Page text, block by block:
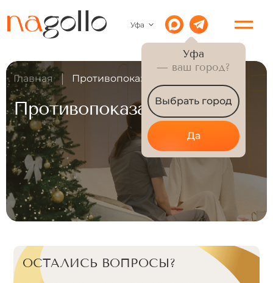
Уфа
Уфа
— ваш город?
Выбрать город
Да
Главная Противопоказания
Противопоказания
ОСТАЛИСЬ ВОПРОСЫ?